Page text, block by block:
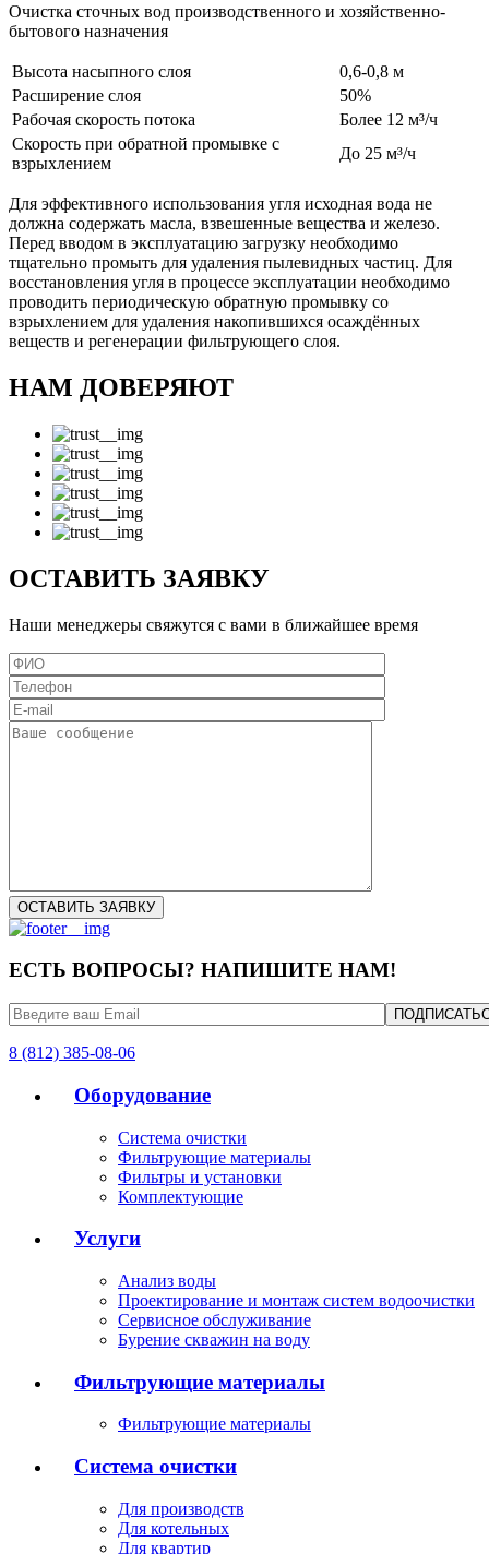
Очистка сточных вод производственного и хозяйственно-
бытового назначения
Высота насыпного слоя
0,6-0,8 м
Расширение слоя
50%
Рабочая скорость потока
Более 12 м³/ч
Скорость при обратной промывке с
взрыхлением
До 25 м³/ч
Для эффективного использования угля исходная вода не
должна содержать масла, взвешенные вещества и железо.
Перед вводом в эксплуатацию загрузку необходимо
тщательно промыть для удаления пылевидных частиц. Для
восстановления угля в процессе эксплуатации необходимо
проводить периодическую обратную промывку со
взрыхлением для удаления накопившихся осаждённых
веществ и регенерации фильтрующего слоя.
НАМ ДОВЕРЯЮТ
ОСТАВИТЬ ЗАЯВКУ
Наши менеджеры свяжутся с вами в ближайшее время
ЕСТЬ ВОПРОСЫ? НАПИШИТЕ НАМ!
8 (812) 385-08-06
Оборудование
Система очистки
Фильтрующие материалы
Фильтры и установки
Комплектующие
Услуги
Анализ воды
Проектирование и монтаж систем водоочистки
Сервисное обслуживание
Бурение скважин на воду
Фильтрующие материалы
Фильтрующие материалы
Система очистки
Для производств
Для котельных
Для квартир